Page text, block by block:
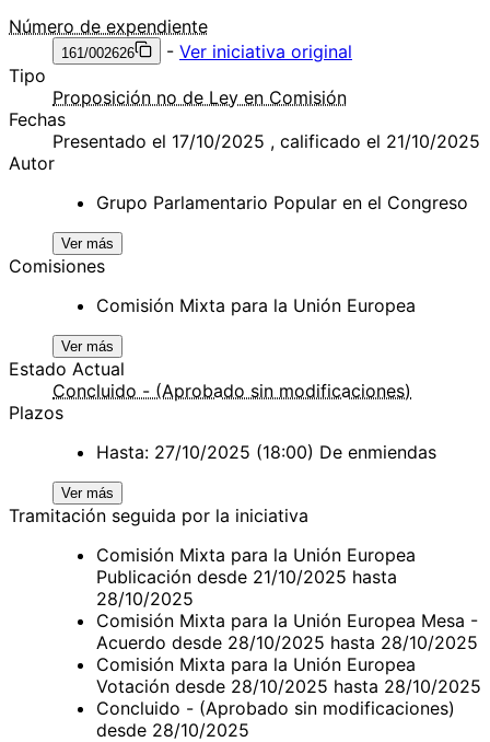
Número de expendiente
161/002626 - Ver iniciativa original
Tipo
Proposición no de Ley en Comisión
Fechas
Presentado el 17/10/2025 , calificado el 21/10/2025
Autor
Grupo Parlamentario Popular en el Congreso
Ver más
Comisiones
Comisión Mixta para la Unión Europea
Ver más
Estado Actual
Concluido - (Aprobado sin modificaciones)
Plazos
Hasta: 27/10/2025 (18:00) De enmiendas
Ver más
Tramitación seguida por la iniciativa
Comisión Mixta para la Unión Europea
Publicación desde 21/10/2025 hasta
28/10/2025
Comisión Mixta para la Unión Europea Mesa -
Acuerdo desde 28/10/2025 hasta 28/10/2025
Comisión Mixta para la Unión Europea
Votación desde 28/10/2025 hasta 28/10/2025
Concluido - (Aprobado sin modificaciones)
desde 28/10/2025